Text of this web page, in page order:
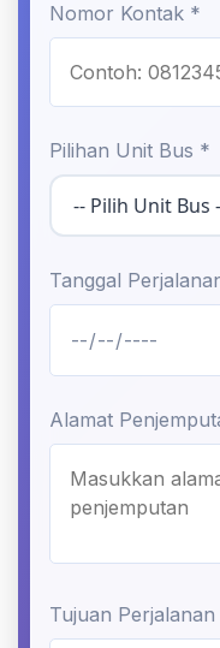
Nomor Kontak *
Pilihan Unit Bus *
Tanggal
Alamat
Tujuan